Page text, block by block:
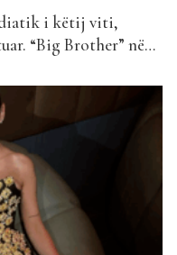
i këtij viti,
“Big Brother” në
bëjmë edhe më të
keni mundësi ta gjeni
nuk...